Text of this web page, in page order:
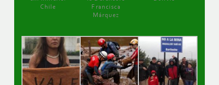
Chile
Francisca
Márquez